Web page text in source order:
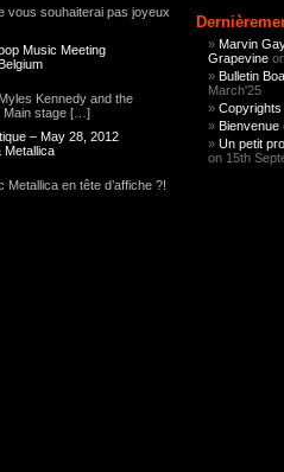
vous souhaiterai pas joyeux
Music Meeting
Kennedy and the
Main stage […]
– May 28, 2012
Metallica
en tête d’affiche ?!
Marvin
Grapevine
Bulletin
March'25
Copyrights
Bienvenue
Un petit
on 15th